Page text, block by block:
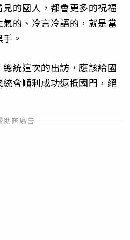
的國人，都會更多的祝福
的、冷言冷語的，就是當
。
統這次的出訪，應該給國
會順利成功返抵國門，絕